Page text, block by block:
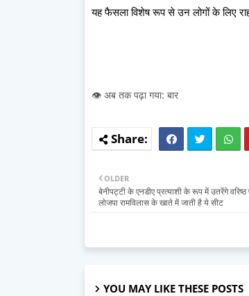
यह फैसला विशेष रूप से उन लोगों के लिए
👁️ अब तक पढ़ा गया: बार
OLDER
बेनीपट्टी के एनडीए प्रत्याशी के रूप में उतरेंगे वरिष्ठ
लोजपा रामविलास के खाते में जाती है ये सीट
YOU MAY LIKE THESE POSTS